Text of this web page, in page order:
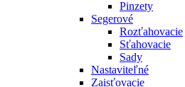
Pinzety
Segerové
Rozťahovacie
Sťahovacie
Sady
Nastaviteľné
Zaisťovacie